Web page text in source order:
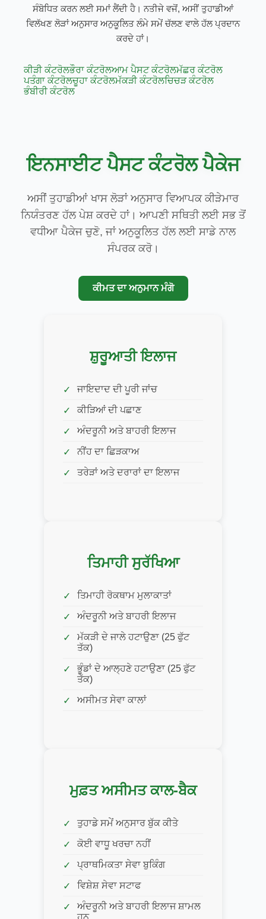
ਸੰਬੋਧਿਤ ਕਰਨ ਲਈ ਸਮਾਂ ਲੈਂਦੀ ਹੈ। ਨਤੀਜੇ ਵਜੋਂ, ਅਸੀਂ ਤੁਹਾਡੀਆਂ
ਵਿਲੱਖਣ ਲੋੜਾਂ ਅਨੁਸਾਰ ਅਨੁਕੂਲਿਤ ਲੰਮੇ ਸਮੇਂ ਚੱਲਣ ਵਾਲੇ ਹੱਲ ਪ੍ਰਦਾਨ
ਕਰਦੇ ਹਾਂ।
ਕੀੜੀ ਕੰਟਰੋਲਭੌਰਾ ਕੰਟਰੋਲਆਮ ਪੈਸਟ ਕੰਟਰੋਲਮੱਛਰ ਕੰਟਰੋਲ
ਪਤੰਗਾ ਕੰਟਰੋਲਚੂਹਾ ਕੰਟਰੋਲਮੱਕੜੀ ਕੰਟਰੋਲਚਿਚੜ ਕੰਟਰੋਲ
ਭੰਬੀਰੀ ਕੰਟਰੋਲ
ਇਨਸਾਈਟ ਪੈਸਟ ਕੰਟਰੋਲ ਪੈਕੇਜ
ਅਸੀਂ ਤੁਹਾਡੀਆਂ ਖਾਸ ਲੋੜਾਂ ਅਨੁਸਾਰ ਵਿਆਪਕ ਕੀੜੇਮਾਰ
ਨਿਯੰਤਰਣ ਹੱਲ ਪੇਸ਼ ਕਰਦੇ ਹਾਂ। ਆਪਣੀ ਸਥਿਤੀ ਲਈ ਸਭ ਤੋਂ
ਵਧੀਆ ਪੈਕੇਜ ਚੁਣੋ, ਜਾਂ ਅਨੁਕੂਲਿਤ ਹੱਲ ਲਈ ਸਾਡੇ ਨਾਲ
ਸੰਪਰਕ ਕਰੋ।
ਕੀਮਤ ਦਾ ਅਨੁਮਾਨ ਮੰਗੋ
ਸ਼ੁਰੂਆਤੀ ਇਲਾਜ
ਜਾਇਦਾਦ ਦੀ ਪੂਰੀ ਜਾਂਚ
ਕੀੜਿਆਂ ਦੀ ਪਛਾਣ
ਅੰਦਰੂਨੀ ਅਤੇ ਬਾਹਰੀ ਇਲਾਜ
ਨੀਂਹ ਦਾ ਛਿੜਕਾਅ
ਤਰੇੜਾਂ ਅਤੇ ਦਰਾਰਾਂ ਦਾ ਇਲਾਜ
ਤਿਮਾਹੀ ਸੁਰੱਖਿਆ
ਤਿਮਾਹੀ ਰੋਕਥਾਮ ਮੁਲਾਕਾਤਾਂ
ਅੰਦਰੂਨੀ ਅਤੇ ਬਾਹਰੀ ਇਲਾਜ
ਮੱਕੜੀ ਦੇ ਜਾਲੇ ਹਟਾਉਣਾ (25 ਫੁੱਟ
ਤੱਕ)
ਭੂੰਡਾਂ ਦੇ ਆਲ੍ਹਣੇ ਹਟਾਉਣਾ (25 ਫੁੱਟ
ਤੱਕ)
ਅਸੀਮਤ ਸੇਵਾ ਕਾਲਾਂ
ਮੁਫ਼ਤ ਅਸੀਮਤ ਕਾਲ-ਬੈਕ
ਤੁਹਾਡੇ ਸਮੇਂ ਅਨੁਸਾਰ ਬੁੱਕ ਕੀਤੇ
ਕੋਈ ਵਾਧੂ ਖਰਚਾ ਨਹੀਂ
ਪ੍ਰਾਥਮਿਕਤਾ ਸੇਵਾ ਬੁਕਿੰਗ
ਵਿਸ਼ੇਸ਼ ਸੇਵਾ ਸਟਾਫ
ਅੰਦਰੂਨੀ ਅਤੇ ਬਾਹਰੀ ਇਲਾਜ ਸ਼ਾਮਲ
ਹਨ